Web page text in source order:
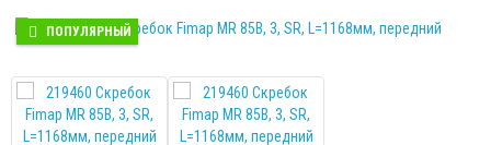
ПОПУЛЯРНЫЙ